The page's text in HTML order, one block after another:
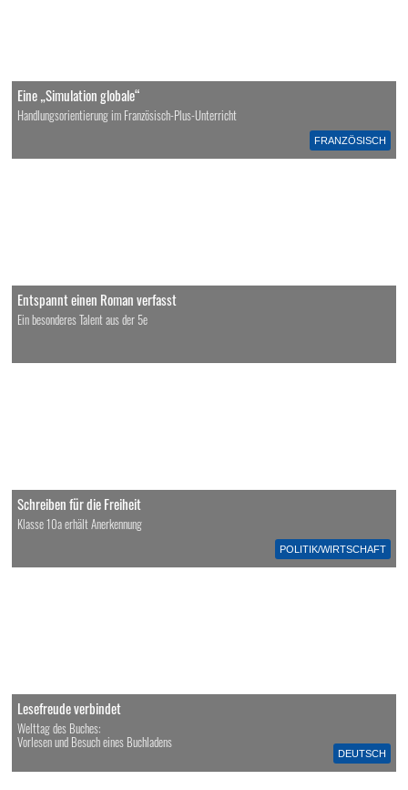
FRANZÖSISCH
Eine „Simulation globale“
Handlungsorientierung im Französisch-Plus-Unterricht
Entspannt einen Roman verfasst
Ein besonderes Talent aus der 5e
POLITIK/WIRTSCHAFT
Schreiben für die Freiheit
Klasse 10a erhält Anerkennung
DEUTSCH
Lesefreude verbindet
Welttag des Buches:
Vorlesen und Besuch eines Buchladens